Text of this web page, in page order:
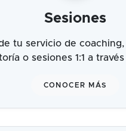
Sesiones
tu servicio de
o sesiones 1:1 a
CONOCER MÁS